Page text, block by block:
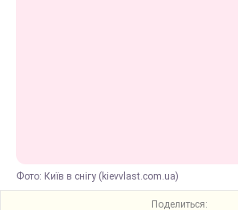
Фото: Київ в снігу (kievvlast.com.ua)
Поделиться: